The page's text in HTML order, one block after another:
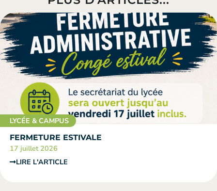
LYCÉE & CAMPUS
FERMETURE ESTIVALE
17 juillet 2026
LIRE L'ARTICLE